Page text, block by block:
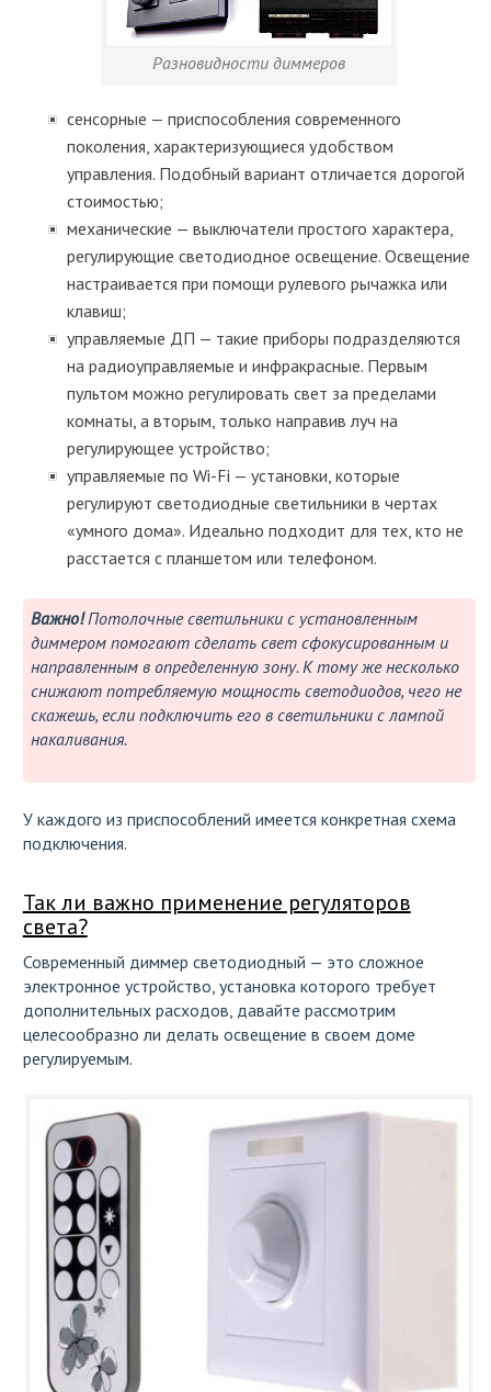
Разновидности диммеров
сенсорные — приспособления современного
поколения, характеризующиеся удобством
управления. Подобный вариант отличается дорогой
стоимостью;
механические — выключатели простого характера,
регулирующие светодиодное освещение. Освещение
настраивается при помощи рулевого рычажка или
клавиш;
управляемые ДП — такие приборы подразделяются
на радиоуправляемые и инфракрасные. Первым
пультом можно регулировать свет за пределами
комнаты, а вторым, только направив луч на
регулирующее устройство;
управляемые по Wi-Fi — установки, которые
регулируют светодиодные светильники в чертах
«умного дома». Идеально подходит для тех, кто не
расстается с планшетом или телефоном.
Важно!Потолочные светильники с установленным
диммером помогают сделать свет сфокусированным и
направленным в определенную зону. К тому же несколько
снижают потребляемую мощность светодиодов, чего не
скажешь, если подключить его в светильники с лампой
накаливания.
У каждого из приспособлений имеется конкретная схема
подключения.
Так ли важно применение регуляторов
света?
Современный диммер светодиодный — это сложное
электронное устройство, установка которого требует
дополнительных расходов, давайте рассмотрим
целесообразно ли делать освещение в своем доме
регулируемым.